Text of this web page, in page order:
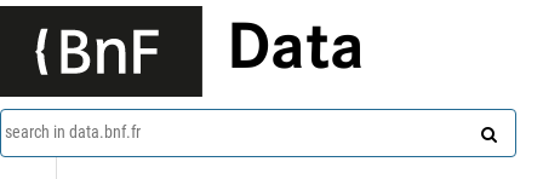
Data
search in data.bnf.fr